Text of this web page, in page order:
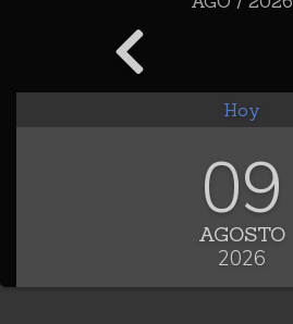
Hoy
09
AGOSTO
2026